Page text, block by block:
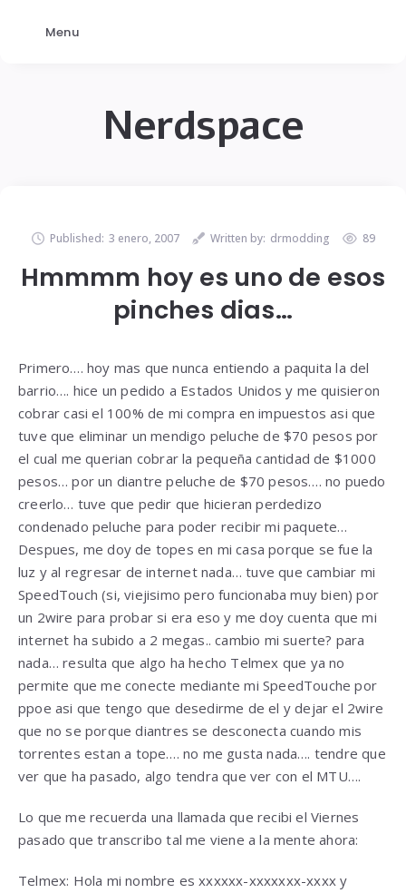
Nerdspace
Published: 3 enero, 2007 Written by: drmodding 89
Hmmmm hoy es uno de esos
pinches dias…
Primero…. hoy mas que nunca entiendo a paquita la del
barrio…. hice un pedido a Estados Unidos y me quisieron
cobrar casi el 100% de mi compra en impuestos asi que
tuve que eliminar un mendigo peluche de $70 pesos por
el cual me querian cobrar la pequeña cantidad de $1000
pesos… por un diantre peluche de $70 pesos…. no puedo
creerlo… tuve que pedir que hicieran perdedizo
condenado peluche para poder recibir mi paquete…
Despues, me doy de topes en mi casa porque se fue la
luz y al regresar de internet nada… tuve que cambiar mi
SpeedTouch (si, viejisimo pero funcionaba muy bien) por
un 2wire para probar si era eso y me doy cuenta que mi
internet ha subido a 2 megas.. cambio mi suerte? para
nada… resulta que algo ha hecho Telmex que ya no
permite que me conecte mediante mi SpeedTouche por
ppoe asi que tengo que desedirme de el y dejar el 2wire
que no se porque diantres se desconecta cuando mis
torrentes estan a tope…. no me gusta nada…. tendre que
ver que ha pasado, algo tendra que ver con el MTU….
Lo que me recuerda una llamada que recibi el Viernes
pasado que transcribo tal me viene a la mente ahora:
Telmex: Hola mi nombre es xxxxxx-xxxxxxx-xxxx y
Menu